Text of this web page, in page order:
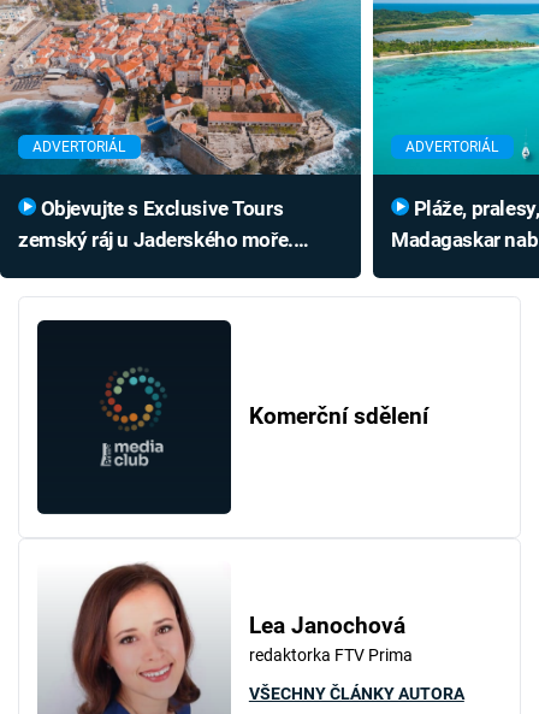
ADVERTORIÁL
zemský ráj u Jaderského moře.
ADVERTORIÁL
Madagaskar
Komerční sdělení
Lea Janochová
redaktorka FTV Prima
VŠECHNY ČLÁNKY AUTORA